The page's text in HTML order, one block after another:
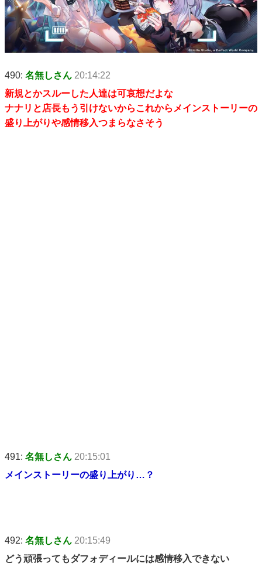
490: 名無しさん 20:14:22
新規とかスルーした人達は可哀想だよな
ナナリと店長もう引けないからこれからメインストーリーの
盛り上がりや感情移入つまらなさそう
491: 名無しさん 20:15:01
メインストーリーの盛り上がり…？
492: 名無しさん 20:15:49
どう頑張ってもダフォディールには感情移入できない